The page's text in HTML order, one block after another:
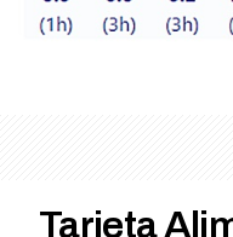
Tarjeta